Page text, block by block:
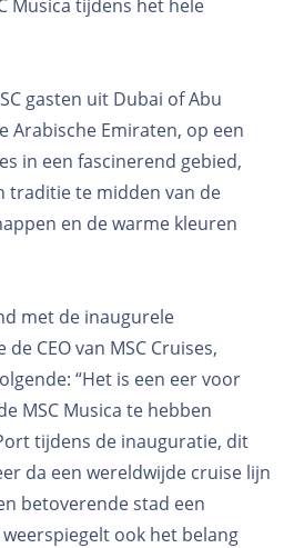
Musica tijdens het hele
gasten uit Dubai of Abu
Arabische Emiraten, op een
in een fascinerend gebied,
traditie te midden van de
en de warme kleuren
met de inaugurele
CEO van MSC Cruises,
“Het is een eer voor
MSC Musica te hebben
tijdens de inauguratie, dit
da een wereldwijde cruise lijn
betoverende stad een
ook het belang